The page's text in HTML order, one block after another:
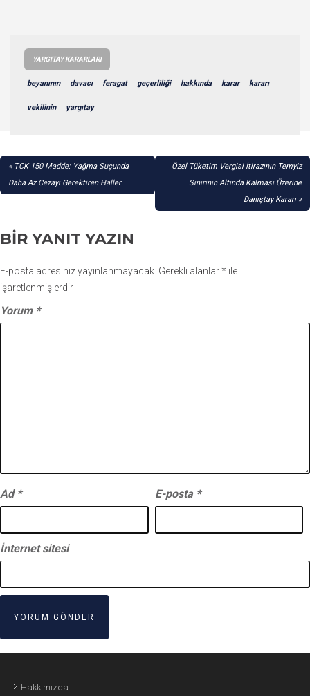
YARGITAY KARARLARI
beyanının davacı feragat geçerliliği hakkında karar kararı
vekilinin yargıtay
YAZI
GEZINMESI
TCK 150 Madde: Yağma Suçunda
Daha Az Cezayı Gerektiren Haller
Özel Tüketim Vergisi İtirazının Temyiz
Sınırının Altında Kalması Üzerine
Danıştay Kararı
BIR YANIT YAZIN
E-posta adresiniz yayınlanmayacak. Gerekli alanlar* ile
işaretlenmişlerdir
Yorum *
Ad * E-posta *
İnternet sitesi
Hakkımızda